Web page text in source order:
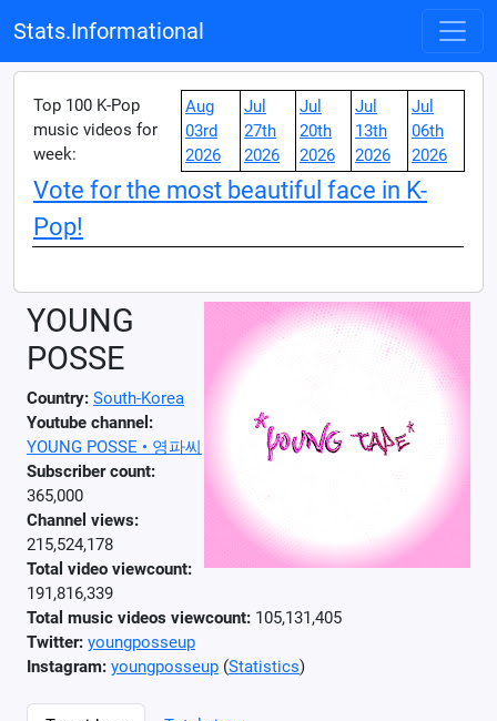
Stats.Informational
Top 100 K-Pop
music videos for
week:
Aug
03rd
2026
Jul
27th
2026
Jul
20th
2026
Jul
13th
2026
Jul
06th
2026
Vote for the most beautiful face in K-
Pop!
YOUNG
POSSE
Country: South-Korea
Youtube channel:
YOUNG POSSE • 영파씨
Subscriber count:
365,000
Channel views:
215,524,178
Total video viewcount:
191,816,339
Total music videos viewcount: 105,131,405
Twitter: youngposseup
Instagram: youngposseup (Statistics)